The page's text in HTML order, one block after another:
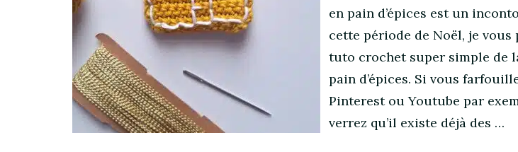
en pain d’épices est un
cette période de Noël, je vous
tuto crochet super simple de
pain d’épices. Si vous
Pinterest ou Youtube par
verrez qu’il existe déjà des …